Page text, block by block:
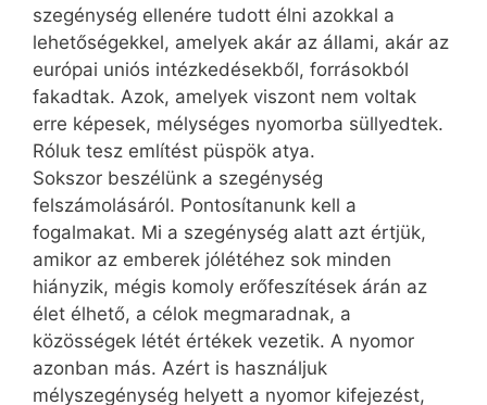
szegénység ellenére tudott élni azokkal a
lehetőségekkel, amelyek akár az állami, akár az
európai uniós intézkedésekből, forrásokból
fakadtak. Azok, amelyek viszont nem voltak
erre képesek, mélységes nyomorba süllyedtek.
Róluk tesz említést püspök atya.
Sokszor beszélünk a szegénység
felszámolásáról. Pontosítanunk kell a
fogalmakat. Mi a szegénység alatt azt értjük,
amikor az emberek jólé­téhez sok minden
hiányzik, mégis komoly erőfeszítések árán az
élet élhető, a célok megmaradnak, a
közösségek létét értékek vezetik. A nyomor
azonban más. Azért is használjuk
mélyszegénység helyett a nyomor kifejezést,